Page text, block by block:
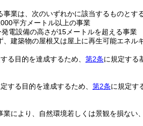
事業は、次のいずれかに該当するものとする
平方メートル以上の事業
電設備の高さが15メートルを超える事業
、建築物の屋根又は屋上に再生可能エネル
る目的を達成するため、 第2条に規定する
する目的を達成するため、 第2条に規定す
業により、自然環境若しくは景観を損な